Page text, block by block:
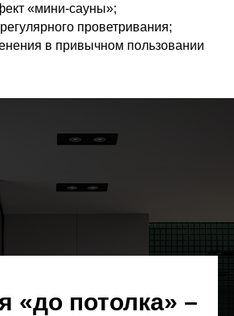
«мини-сауны»;
проветривания;
в привычном пользовании
«до потолка» –